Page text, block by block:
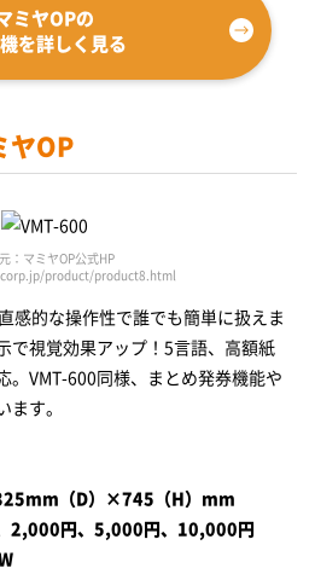
ミヤOPの
を詳しく見る
ヤOP
：マミヤOP公式HP
product/product8.html
感的な操作性で誰でも簡単に扱えま
で視覚効果アップ！5言語、高額紙
。VMT-600同様、まとめ発券機能や
す。
（D）×745（H）mm
2,000円、5,000円、10,000円